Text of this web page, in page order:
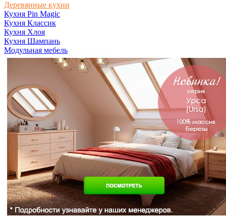
Деревянные кухни
Кухня Pin Magic
Кухня Классик
Кухня Хлоя
Кухня Шампань
Модульная мебель